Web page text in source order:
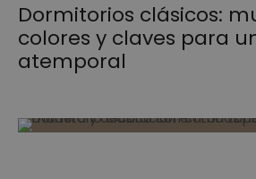
Dormitorios clásicos:
colores y claves para
atemporal